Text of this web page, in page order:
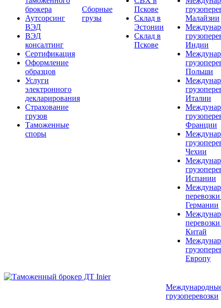
брокера
Аутсорсинг
ВЭД
ВЭД
консалтинг
Сертификация
Оформление
образцов
Услуги
электронного
декларирования
Страхование
грузов
Таможенные
споры
Сборные
грузы
Пскове
Склад в
Эстонии
Склад в
Пскове
Малайзии
Индии
Польши
Италии
Франции
Чехии
Испании
Германии
Китай
Европу
грузоперевозки